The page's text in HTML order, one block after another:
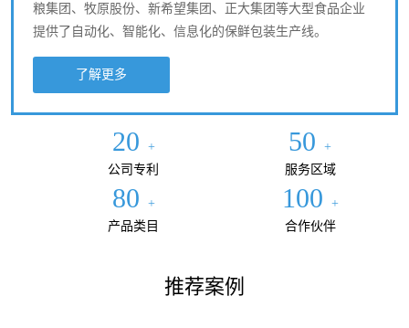
粮集团、牧原股份、新希望集团、正大集团等大型食品企业
提供了自动化、智能化、信息化的保鲜包装生产线。
了解更多
20
+
公司专利
50
+
服务区域
80
+
产品类目
100
+
合作伙伴
推荐案例